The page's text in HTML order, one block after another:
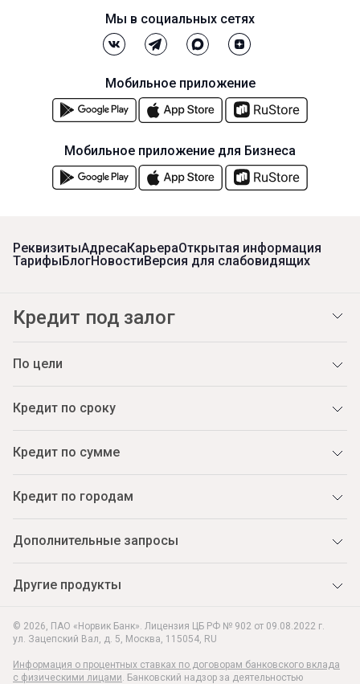
© 2026, ПАО «Норвик Банк». Лицензия ЦБ РФ № 902 от 09.08.2022 г.
ул. Зацепский Вал, д. 5, Москва, 115054, RU
Информация о процентных ставках по договорам банковского вклада
с физическими лицами. Банковский надзор за деятельностью
РеквизитыАдресаКарьераОткрытая информация
ТарифыБлогНовостиВерсия для слабовидящих
Кредит под залог
По цели
Кредит по сроку
Кредит по сумме
Кредит по городам
Дополнительные запросы
Другие продукты
Мы в социальных сетях
Мобильное приложение
Мобильное приложение для Бизнеса